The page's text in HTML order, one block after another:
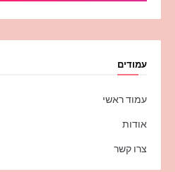
עמודים
עמוד ראשי
אודות
צרו קשר